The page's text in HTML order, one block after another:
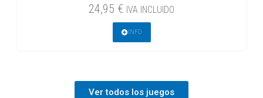
24,95 € IVA INCLUIDO
INFO
Ver todos los juegos